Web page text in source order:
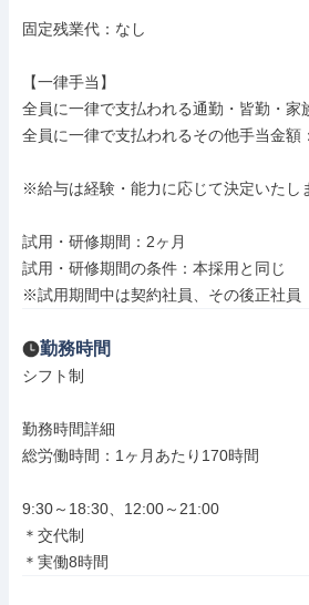
固定残業代：なし
【一律手当】
全員に一律で支払われる通勤・皆勤・家
全員に一律で支払われるその他手当金額
※給与は経験・能力に応じて決定いたし
試用・研修期間：2ヶ月
試用・研修期間の条件：本採用と同じ
※試用期間中は契約社員、その後正社員
勤務時間
シフト制
勤務時間詳細
総労働時間：1ヶ月あたり170時間
9:30～18:30、12:00～21:00
＊交代制
＊実働8時間